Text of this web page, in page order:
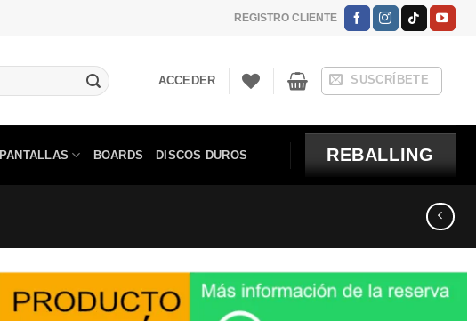
REGISTRO CLIENTE
ACCEDER SUSCRÍBETE
PANTALLAS BOARDS DISCOS DUROS REBALLING